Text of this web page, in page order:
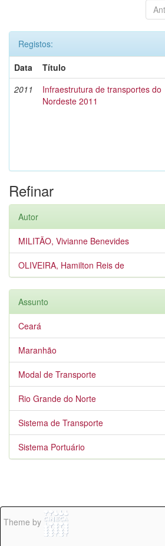
Registos:
Data
Título
2011
Infraestrutura de transportes do
Nordeste 2011
Refinar
Autor
MILITÃO, Vivianne Benevides
OLIVEIRA, Hamilton Reis de
Assunto
Ceará
Maranhão
Modal de Transporte
Rio Grande do Norte
Sistema de Transporte
Sistema Portuário
Theme by